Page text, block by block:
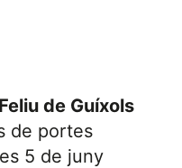
de Guíxols
de portes
5 de juny